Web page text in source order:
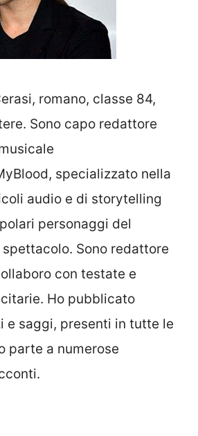
romano, classe 84,
Sono capo redattore
specializzato nella
audio e di storytelling
personaggi del
Sono redattore
con testate e
Ho pubblicato
e saggi, presenti in tutte le
parte a numerose